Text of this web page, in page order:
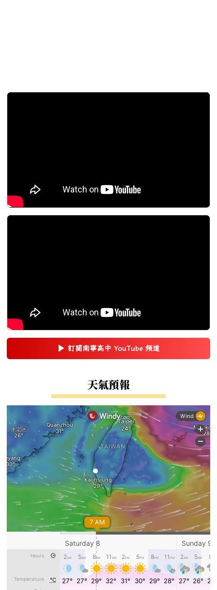
▶ 訂閱南寧高中 YouTube 頻道
(另開新視窗)
天氣預報